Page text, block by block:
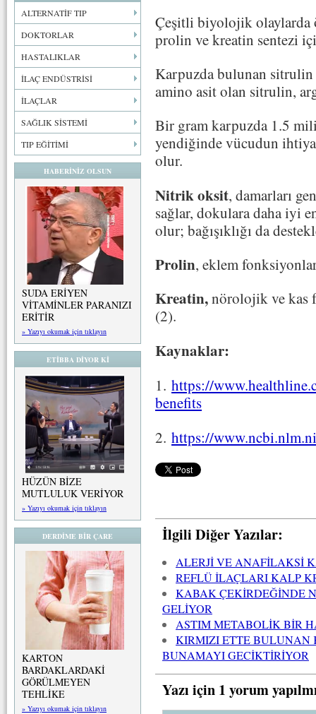
ALTERNATİF TIP
DOKTORLAR
HASTALIKLAR
İLAÇ ENDÜSTRİSİ
İLAÇLAR
SAĞLIK SİSTEMİ
TIP EĞİTİMİ
HABERİNİZ OLSUN
SUDA ERİYEN
VİTAMİNLER PARANIZI
ERİTİR
» Yazıyı okumak için tıklayın
ETİBBA DİYOR Kİ
HÜZÜN BİZE
MUTLULUK VERİYOR
» Yazıyı okumak için tıklayın
DERDİME BİR ÇARE
KARTON
BARDAKLARDAKİ
GÖRÜLMEYEN
TEHLİKE
» Yazıyı okumak için tıklayın
Çeşitli biyolojik
prolin ve kreatin sentezi
Karpuzda bulunan
amino asit olan sitrulin,
Bir gram karpuzda 1.5
yendiğinde vücudun
olur.
Nitrik oksit, damarları
sağlar, dokulara daha iyi
olur; bağışıklığı da
Prolin, eklem
Kreatin,nörolojik ve kas
(2).
Kaynaklar:
1. https://
benefits
2. https://
İlgili Diğer Yazılar:
ALERJİ VE ANAFİLAKSİ
REFLÜ İLAÇLARI KALP
KABAK ÇEKİRDEĞİNDE
GELİYOR
ASTIM METABOLİK BİR
KIRMIZI ETTE BULUNAN
BUNAMAYI GECİKTİRİYOR
Yazı için 1 yorum